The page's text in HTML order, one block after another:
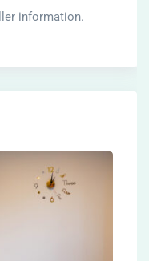
information.